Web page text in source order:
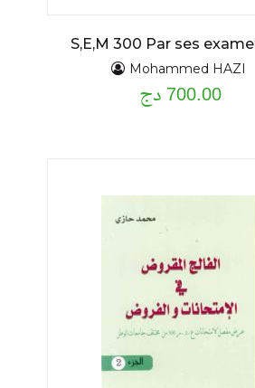
S,E,M 300 Par ses
Mohammed HAZI
700.00 دج